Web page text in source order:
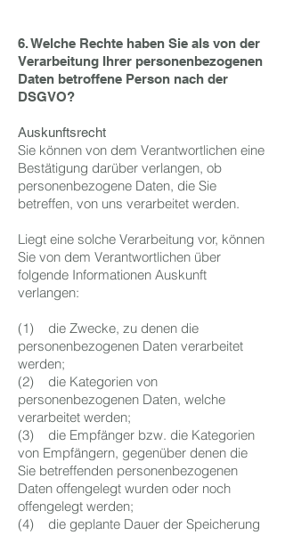
6. Welche Rechte haben Sie als von der
Verarbeitung Ihrer personenbezogenen
Daten betroffene Person nach der
DSGVO?
Auskunftsrecht
Sie können von dem Verantwortlichen eine
Bestätigung darüber verlangen, ob
personenbezogene Daten, die Sie
betreffen, von uns verarbeitet werden.
Liegt eine solche Verarbeitung vor, können
Sie von dem Verantwortlichen über
folgende Informationen Auskunft
verlangen:
(1) die Zwecke, zu denen die
personenbezogenen Daten verarbeitet
werden;
(2) die Kategorien von
personenbezogenen Daten, welche
verarbeitet werden;
(3) die Empfänger bzw. die Kategorien
von Empfängern, gegenüber denen die
Sie betreffenden personenbezogenen
Daten offengelegt wurden oder noch
offengelegt werden;
(4) die geplante Dauer der Speicherung